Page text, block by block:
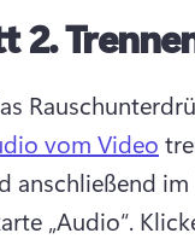
2.
vom Video
anschließend
„Audio“.